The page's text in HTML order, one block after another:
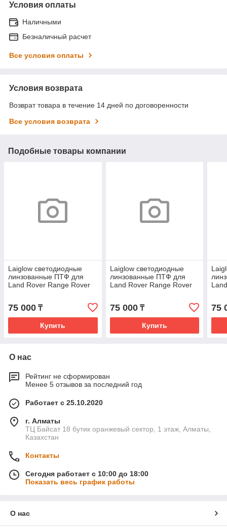
Условия оплаты
Наличными
Безналичный расчет
Все условия оплаты
Условия возврата
Возврат товара в течение 14 дней по договоренности
Все условия возврата
Подобные товары компании
Laiglow светодиодные
линзованные ПТФ для
Land Rover Range Rover
75 000 ₸
Купить
Laiglow светодиодные
линзованные ПТФ для
Land Rover Range Rover
75 000₸
Купить
75
О нас
Рейтинг не сформирован
Менее 5 отзывов за последний год
Работает с 25.10.2020
г. Алматы
ТЦ Байсат 18 бутик оранжевый сектор, 1 этаж, Алматы,
Казахстан
Контакты
Сегодня работает с 10:00 до 18:00
Показать весь график работы
О нас